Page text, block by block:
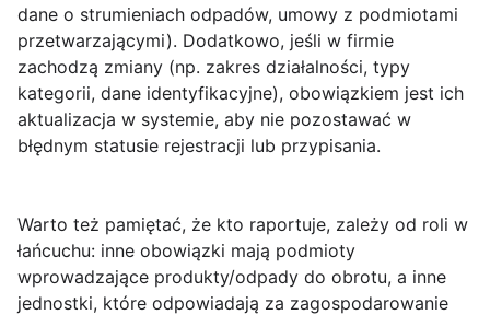
dane o strumieniach odpadów, umowy z podmiotami
przetwarzającymi). Dodatkowo, jeśli w firmie
zachodzą zmiany (np. zakres działalności, typy
kategorii, dane identyfikacyjne), obowiązkiem jest ich
aktualizacja w systemie, aby nie pozostawać w
błędnym statusie rejestracji lub przypisania.
Warto też pamiętać, że kto raportuje, zależy od roli w
łańcuchu: inne obowiązki mają podmioty
wprowadzające produkty/odpady do obrotu, a inne
jednostki, które odpowiadają za zagospodarowanie